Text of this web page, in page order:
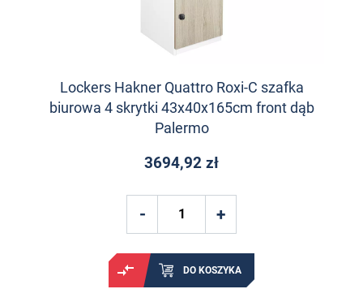
Lockers Hakner Quattro Roxi-C szafka
biurowa 4 skrytki 43x40x165cm front dąb
Palermo
3694,92 zł
DO KOSZYKA